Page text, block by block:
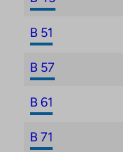
B 51
B 57
B 61
B 71